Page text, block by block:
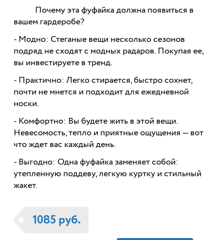
Почему эта фуфайка должна появиться в
вашем гардеробе?
- Модно: Стеганые вещи несколько сезонов
подряд не сходят с модных радаров. Покупая ее,
вы инвестируете в тренд.
- Практично: Легко стирается, быстро сохнет,
почти не мнется и подходит для ежедневной
носки.
- Комфортно: Вы будете жить в этой вещи.
Невесомость, тепло и приятные ощущения — вот
что ждет вас каждый день.
- Выгодно: Одна фуфайка заменяет собой:
утепленную поддеву, легкую куртку и стильный
жакет.
1085 руб.